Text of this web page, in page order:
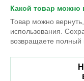
Какой товар можно
Товар можно
использования.
возвращаете полный